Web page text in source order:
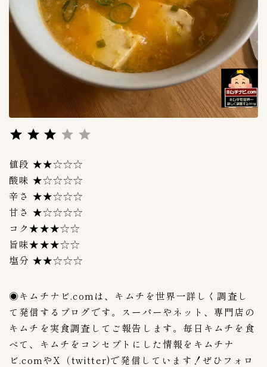
値段 ★★☆☆☆
酸味 ★☆☆☆☆
辛さ ★★☆☆☆
甘さ ★☆☆☆☆
コク★★★☆☆
旨味★★★☆☆
塩分 ★★☆☆☆
◉キムチナビ.comは、キムチを世界一詳しく調査し
て発信するブログです。スーパーやネット、専門店の
キムチを実食調査してご報告します。毎日キムチを食
べて、キムチをコンセプトにした情報をキムチナ
ビ.comやX（twitter)で発信しています！ぜひフォロ